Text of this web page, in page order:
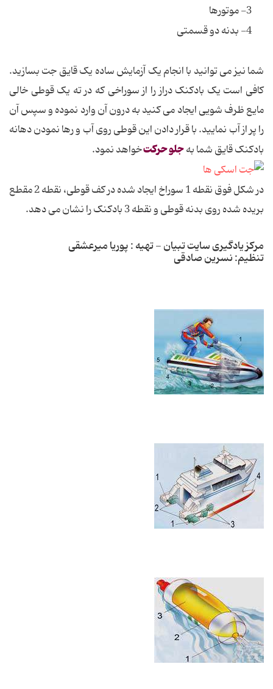
3- موتورها
4- بدنه دو قسمتی
شما نیز می توانید با انجام یک آزمایش ساده یک قایق جت بسازید.
کافی است یک بادکنک دراز را از سوراخی که در ته یک قوطی خالی
مایع ظرف شویی ایجاد می کنید به درون آن وارد نموده و سپس آن
را پر از آب نمایید. با قرار دادن این قوطی روی آب و رها نمودن دهانه
بادکنک قایق شما بهجلو حرکتخواهد نمود.
در شکل فوق نقطه 1 سوراخ ایجاد شده در کف قوطی، نقطه 2 مقطع
بریده شده روی بدنه قوطی و نقطه 3 بادکنک را نشان می دهد.
مرکز یادگیری سایت تبیان - تهیه : پوریا میرعشقی
تنظیم: نسرین صادقی